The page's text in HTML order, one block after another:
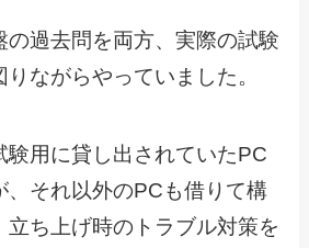
の過去問を両方、実際の試験
ながらやっていました。
験用に貸し出されていたPC
、それ以外のPCも借りて構
立ち上げ時のトラブル対策を